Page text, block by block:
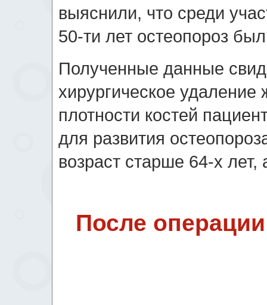
выяснили, что среди
50-ти лет остеопороз
Полученные данные
хирургическое удаление
плотности костей
для развития
возраст старше 64-х
После